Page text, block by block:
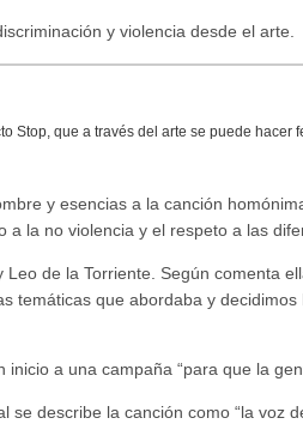
y violencia desde el arte.
Stop, que a través del arte se puede
y esencias a la canción
la no violencia y el respeto a las
de la Torriente. Según comenta
temáticas que abordaba y
inicio a una campaña “para que la
se describe la canción como “la voz